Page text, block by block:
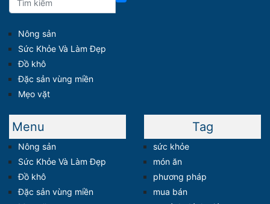
Nông sản
Sức Khỏe Và Làm Đẹp
Đồ khô
Đặc sản vùng miền
Mẹo vặt
Menu
Nông sản
Sức Khỏe Và Làm Đẹp
Đồ khô
Đặc sản vùng miền
Tag
sức khỏe
món ăn
phương pháp
mua bán